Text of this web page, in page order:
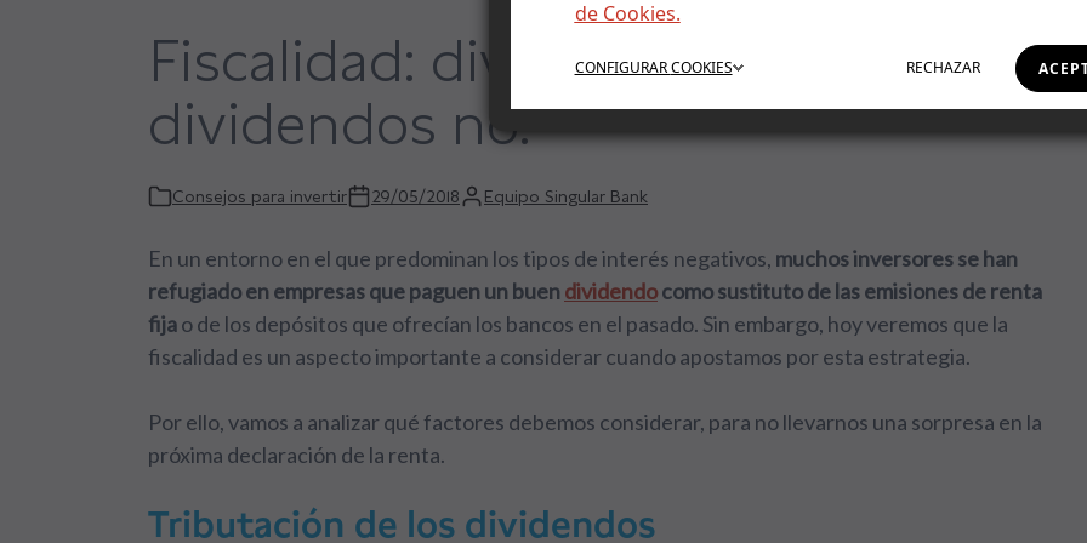
de Cookies.
RECHAZAR
CONFIGURARCOOKIES
Fiscalidad: dividendos sí,
dividendos no.
Consejos para invertir 29/05/2018 Equipo Singular Bank
En un entorno en el que predominan los tipos de interés negativos, muchos inversores se han
refugiado en empresas que paguen un buen dividendocomo sustituto de las emisiones de renta
fijao de los depósitos que ofrecían los bancos en el pasado. Sin embargo, hoy veremos que la
fiscalidad es un aspecto importante a considerar cuando apostamos por esta estrategia.
Por ello, vamos a analizar qué factores debemos considerar, para no llevarnos una sorpresa en la
próxima declaración de la renta.
Tributación de los dividendos